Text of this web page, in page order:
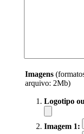
Imagens
arquivo: 2Mb)
Logotipo
Imagem 1: